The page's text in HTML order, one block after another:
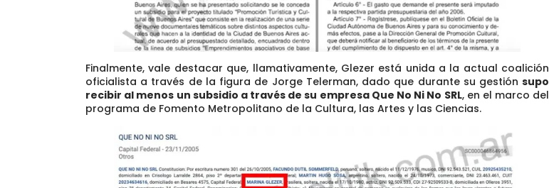
Finalmente, vale destacar que, llamativamente, Glezer está unida a la actual coalición
oficialista a través de la figura de Jorge Telerman, dado que durante su gestiónsupo
recibir al menos un subsidio a través de su empresa Que No Ni No SRL, en el marco del
programa de Fomento Metropolitano de la Cultura, las Artes y las Ciencias.